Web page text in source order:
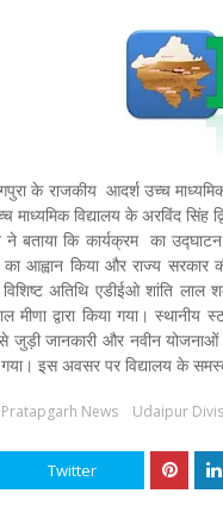
के राजकीय आदर्श उच्च
विद्यालय के अरविंद सिंह
कि कार्यक्रम का उद्घाटन के
आह्वान किया और राज्य सरकार
विशिष्ट अतिथि एडीईओ शांति
द्वारा किया गया। स्थानीय
से जुड़ी जानकारी और नवीन
गया। इस अवसर पर विद्यालय के
Pratapgarh News Udaipur
Twitter